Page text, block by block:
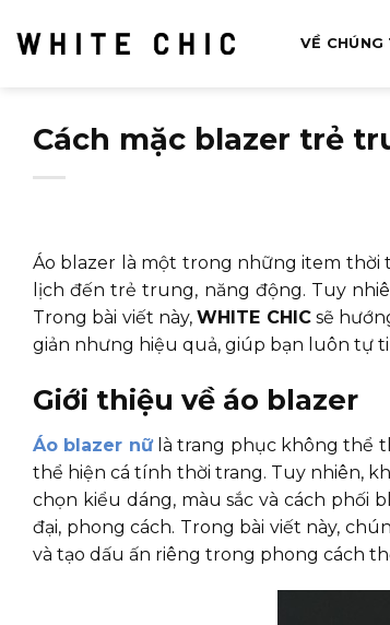
qua
VỀ CHÚNG
Cách mặc blazer trẻ
Áo blazer là một trong những item thời
lịch đến trẻ trung, năng động. Tuy
Trong bài viết này,WHITE CHICsẽ
giản nhưng hiệu quả, giúp bạn luôn tự
Giới thiệu về áo blazer
Áo blazer nữlà trang phục không thể
thể hiện cá tính thời trang. Tuy nhiên,
chọn kiểu dáng, màu sắc và cách
đại, phong cách. Trong bài viết này,
và tạo dấu ấn riêng trong phong cách